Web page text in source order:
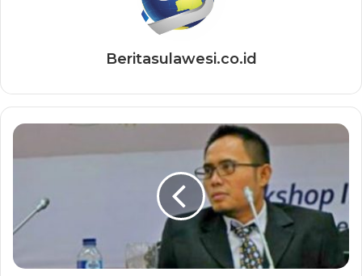
Beritasulawesi.co.id